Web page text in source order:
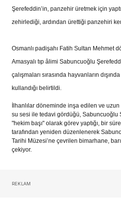
Şerefeddin’in, panzehir üretmek için
zehirlediği, ardından ürettiği panzehiri
Osmanlı padişahı Fatih Sultan Mehmet
Amasyalı tıp âlimi Sabuncuoğlu
çalışmaları sırasında hayvanların
kullandığı belirtildi.
İlhanlılar döneminde inşa edilen ve uzun
su sesi ile tedavi gördüğü, Sabuncuoğlu
"hekim başı" olarak görev yaptığı, bir
tarafından yeniden düzenlenerek
Tarihi Müzesi’ne çevrilen bimarhane,
çekiyor.
REKLAM